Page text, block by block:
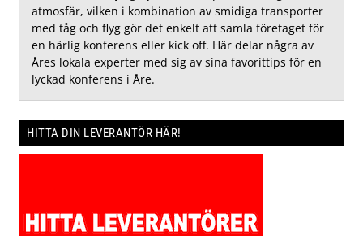
atmosfär, vilken i kombination av smidiga transporter
med tåg och flyg gör det enkelt att samla företaget för
en härlig konferens eller kick off. Här delar några av
Åres lokala experter med sig av sina favorittips för en
lyckad konferens i Åre.
HITTA DIN LEVERANTÖR HÄR!